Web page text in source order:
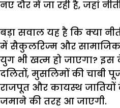
नए दौर में जा रही है, जहां
बड़ा सवाल यह है कि क्या
में सैकुलरिज्म और
युग भी खत्म हो जाएगा? इस
दलितों, मुसलिमों की चाबी
राजपूत और कायस्थ जातियों
जमाने की तरह आ जाएगी.